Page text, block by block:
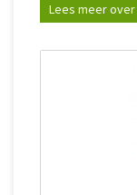
Lees meer